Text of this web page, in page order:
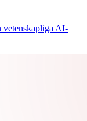
vetenskapliga AI-